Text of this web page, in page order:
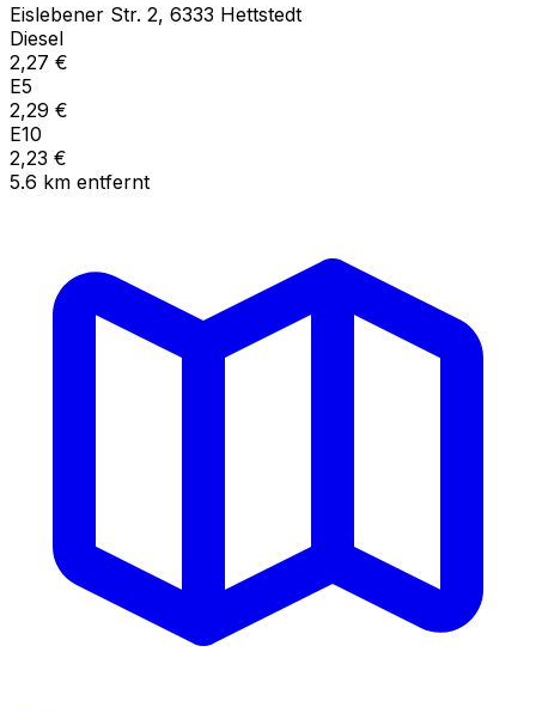
Eislebener Str. 2, 6333 Hettstedt
Diesel
2,27 €
E5
2,29 €
E10
2,23 €
5.6 km entfernt